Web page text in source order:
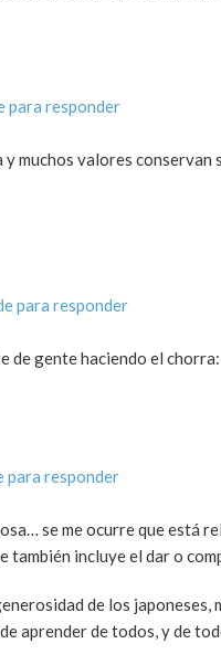
para responder
muchos valores
para responder
de gente haciendo el
para responder
se me ocurre que está
también incluye el dar o
de los japoneses,
aprender de todos, y de